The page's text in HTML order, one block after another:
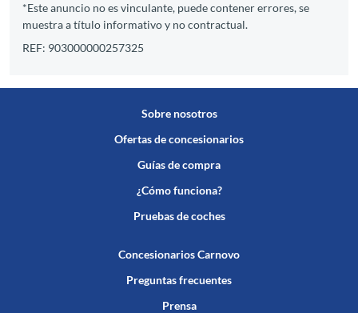
*Este anuncio no es vinculante, puede contener errores, se
muestra a título informativo y no contractual.
REF: 903000000257325
Sobre nosotros
Ofertas de concesionarios
Guías de compra
¿Cómo funciona?
Pruebas de coches
Concesionarios Carnovo
Preguntas frecuentes
Prensa